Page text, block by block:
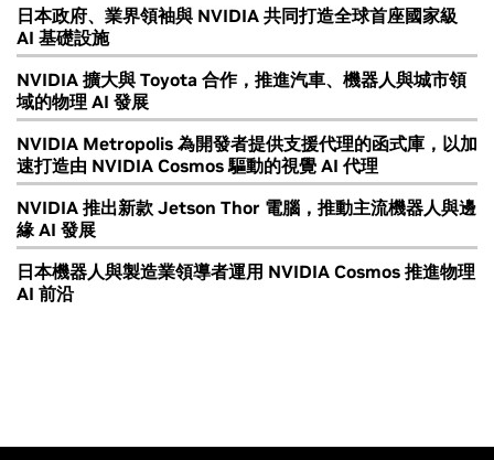
日本政府、業界領袖與 NVIDIA 共同打造全球首座國家級
AI 基礎設施
NVIDIA 擴大與 Toyota 合作，推進汽車、機器人與城市領
域的物理 AI 發展
NVIDIA Metropolis 為開發者提供支援代理的函式庫，以加
速打造由 NVIDIA Cosmos 驅動的視覺 AI 代理
NVIDIA 推出新款 Jetson Thor 電腦，推動主流機器人與邊
緣 AI 發展
日本機器人與製造業領導者運用 NVIDIA Cosmos 推進物理
AI 前沿